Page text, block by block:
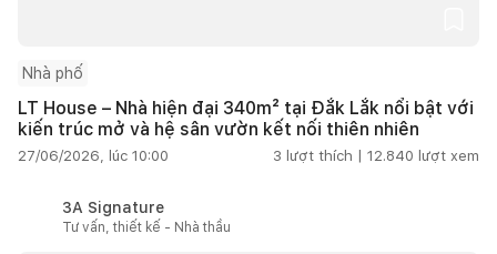
Nhà phố
LT House – Nhà hiện đại 340m² tại Đắk Lắk nổi bật với
kiến trúc mở và hệ sân vườn kết nối thiên nhiên
27/06/2026, lúc 10:00 3 lượt thích | 12.840 lượt xem
3A Signature
Tư vấn, thiết kế - Nhà thầu